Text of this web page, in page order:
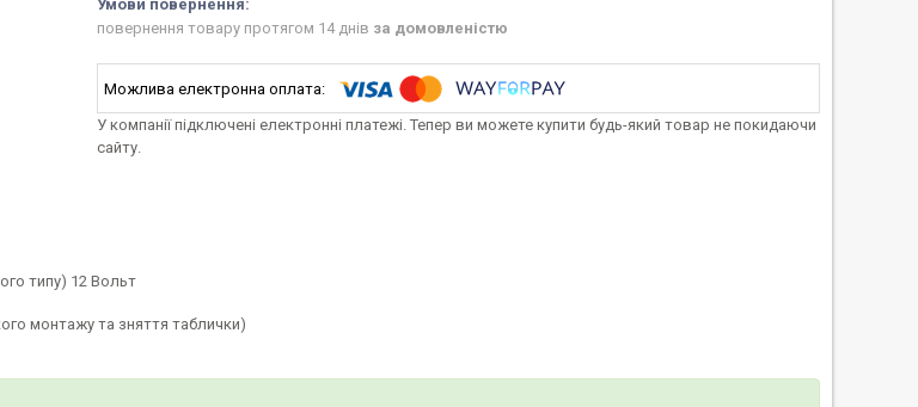
повернення товару протягом 14 днів за домовленістю
У компанії підключені електронні платежі. Тепер ви можете купити будь-який товар не покидаючи
сайту.
типу) 12 Вольт
монтажу та зняття таблички)